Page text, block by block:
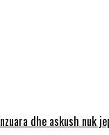
dhe askush nuk